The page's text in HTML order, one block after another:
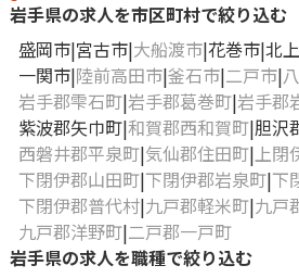
岩手県の求人を市区町村で絞り込む
盛岡市 宮古市 大船渡市 花巻市 北
一関市 陸前高田市 釜石市 二戸市
岩手郡雫石町 岩手郡葛巻町 岩手郡
紫波郡矢巾町 和賀郡西和賀町 胆沢
西磐井郡平泉町 気仙郡住田町 上閉
下閉伊郡山田町 下閉伊郡岩泉町 下
下閉伊郡普代村 九戸郡軽米町 九戸
九戸郡洋野町 二戸郡一戸町
岩手県の求人を職種で絞り込む